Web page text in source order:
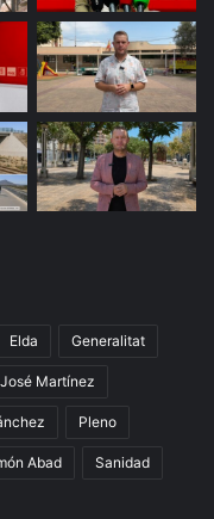
Elda Generalitat
Martínez
Pleno
Abad Sanidad